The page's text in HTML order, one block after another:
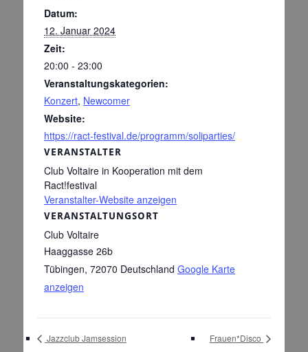
Datum:
12. Januar 2024
Zeit:
20:00 - 23:00
Veranstaltungskategorien:
Konzert, Newcomer
Website:
https://ract-festival.de/programm/soliparties/
VERANSTALTUNGSORT
Club Voltaire
Haaggasse 26b
Tübingen, 72070 Deutschland Google Karte
anzeigen
VERANSTALTER
Club Voltaire in Kooperation mit dem
Ract!festival
Veranstalter-Website anzeigen
Jazzclub Jamsession Frauen*Disco